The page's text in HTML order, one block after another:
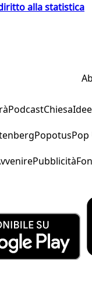
alla statistica
PodcastChiesa
PopotusPop
Pubblicità